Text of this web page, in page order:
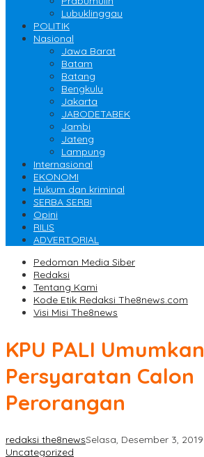
Lubuklinggau
POLITIK
Nasional
Jawa Barat
Batam
Batang
Bengkulu
Jakarta
JABODETABEK
Jambi
Jateng
Lampung
Internasional
EKONOMI
Hukum dan kriminal
SERBA SERBI
Opini
RILIS
ADVERTORIAL
Pedoman Media Siber
Redaksi
Tentang Kami
Kode Etik Redaksi The8news.com
Visi Misi The8news
KPU PALI Umumkan
Persyaratan Calon
Perorangan
redaksi the8newsSelasa, Desember 3, 2019
Uncategorized